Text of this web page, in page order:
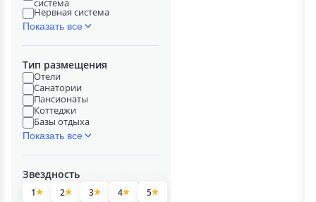
система
Нервная система
Показать все
Тип размещения
Отели
Санатории
Пансионаты
Коттеджи
Базы отдыха
Показать все
Звездность
1 2 3 4 5